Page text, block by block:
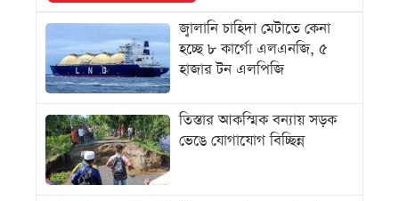
জ্বালানি চাহিদা মেটাতে কেনা
হচ্ছে ৮ কার্গো এলএনজি, ৫
হাজার টন এলপিজি
তিস্তার আকস্মিক বন্যায় সড়ক
ভেঙে যোগাযোগ বিচ্ছিন্ন